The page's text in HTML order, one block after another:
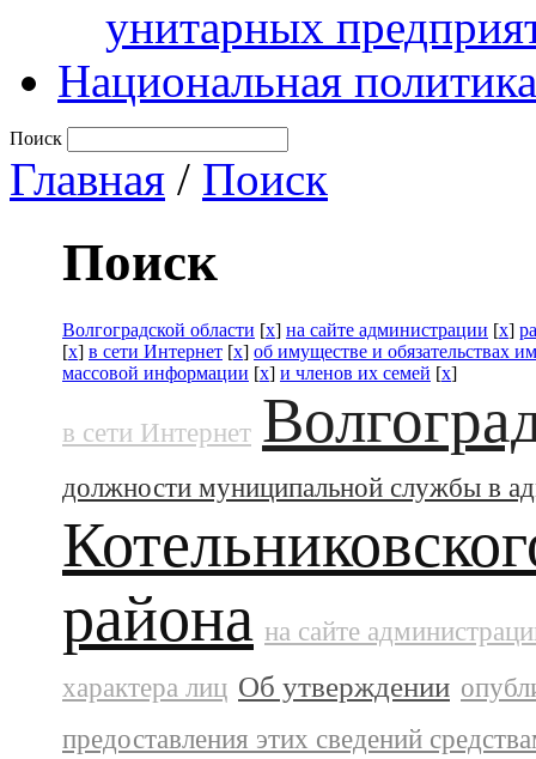
унитарных
Национальная политика
Поиск
Главная / Поиск
Поиск
Волгоградской области [x] на сайте администрации [x]
[x] в сети Интернет [x] об имуществе и обязательствах
массовой информации [x] и членов их семей [x]
в сети Интернет
должности муниципальной службы в
района на сайте
характера лиц Об утверждении
предоставления этих сведений